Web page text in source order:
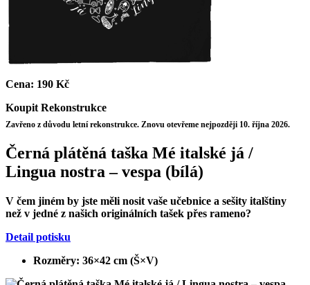
Cena: 190 Kč
Koupit Rekonstrukce
Zavřeno z důvodu letní rekonstrukce. Znovu otevřeme nejpozději 10. října 2026.
Černá plátěná taška Mé italské já /
Lingua nostra – vespa (bílá)
V čem jiném by jste měli nosit vaše učebnice a sešity italštiny
než v jedné z našich originálních tašek přes rameno?
Detail potisku
Rozměry: 36×42 cm (Š×V)